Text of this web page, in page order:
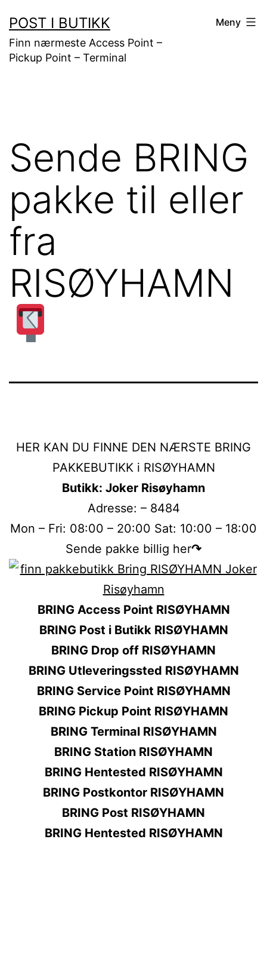
til
innhold
POST I BUTIKK
Finn nærmeste Access Point –
Pickup Point – Terminal
Meny
Sende BRING
pakke til eller
fra
RISØYHAMN
HER KAN DU FINNE DEN NÆRSTE BRING
PAKKEBUTIKK i RISØYHAMN
Butikk: Joker Risøyhamn
Adresse: – 8484
Mon – Fri: 08:00 – 20:00 Sat: 10:00 – 18:00
Sende pakke billig her↷
BRING Access Point RISØYHAMN
BRING Post i Butikk RISØYHAMN
BRING Drop off RISØYHAMN
BRING Utleveringssted RISØYHAMN
BRING Service Point RISØYHAMN
BRING Pickup Point RISØYHAMN
BRING Terminal RISØYHAMN
BRING Station RISØYHAMN
BRING Hentested RISØYHAMN
BRING Postkontor RISØYHAMN
BRING Post RISØYHAMN
BRING Hentested RISØYHAMN